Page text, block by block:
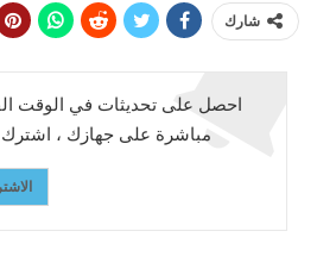
شارك
احصل على تحديثات في الوقت
مباشرة على جهازك ، اشترك